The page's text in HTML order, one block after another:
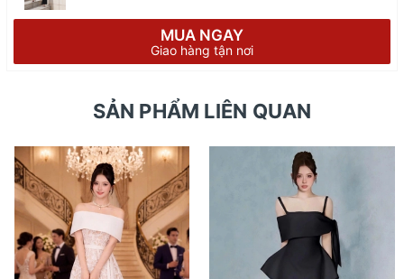
MUA NGAY
Giao hàng tận nơi
SẢN PHẨM LIÊN QUAN